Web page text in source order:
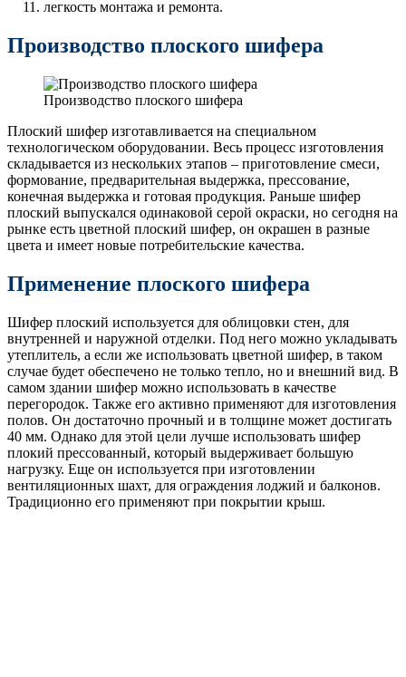
легкость монтажа и ремонта.
Производство плоского шифера
Производство плоского шифера
Плоский шифер изготавливается на специальном
технологическом оборудовании. Весь процесс изготовления
складывается из нескольких этапов – приготовление смеси,
формование, предварительная выдержка, прессование,
конечная выдержка и готовая продукция. Раньше шифер
плоский выпускался одинаковой серой окраски, но сегодня на
рынке есть цветной плоский шифер, он окрашен в разные
цвета и имеет новые потребительские качества.
Применение плоского шифера
Шифер плоский используется для облицовки стен, для
внутренней и наружной отделки. Под него можно укладывать
утеплитель, а если же использовать цветной шифер, в таком
случае будет обеспечено не только тепло, но и внешний вид. В
самом здании шифер можно использовать в качестве
перегородок. Также его активно применяют для изготовления
полов. Он достаточно прочный и в толщине может достигать
40 мм. Однако для этой цели лучше использовать шифер
плокий прессованный, который выдерживает большую
нагрузку. Еще он используется при изготовлении
вентиляционных шахт, для ограждения лоджий и балконов.
Традиционно его применяют при покрытии крыш.